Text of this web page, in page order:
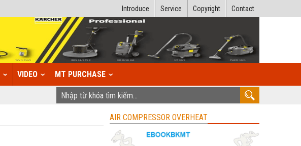
Contact
Copyright
Service
Introduce
VIDEO MT PURCHASE
AIR COMPRESSOR OVERHEAT